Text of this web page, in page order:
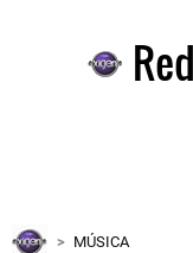
MÚSICA